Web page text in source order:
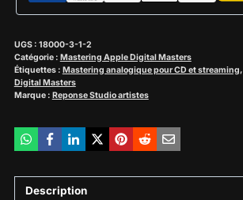
Sped
UGS : 18000-3-1-2
Catégorie : Mastering Apple Digital Masters
Étiquettes : Mastering analogique pour CD et streaming,
Digital Masters
Marque : Reponse Studio artistes
Description